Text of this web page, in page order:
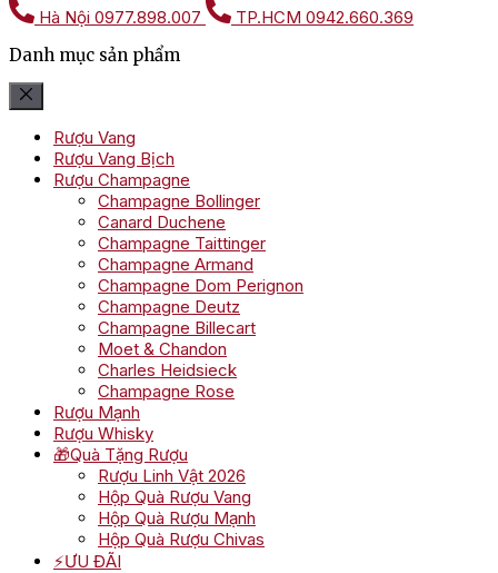
Hà Nội 0977.898.007 TP.HCM 0942.660.369
Danh mục sản phẩm
Rượu Vang
Rượu Vang Bịch
Rượu Champagne
Champagne Bollinger
Canard Duchene
Champagne Taittinger
Champagne Armand
Champagne Dom Perignon
Champagne Deutz
Champagne Billecart
Moet & Chandon
Charles Heidsieck
Champagne Rose
Rượu Mạnh
Rượu Whisky
🎁Quà Tặng Rượu
Rượu Linh Vật 2026
Hộp Quà Rượu Vang
Hộp Quà Rượu Mạnh
Hộp Quà Rượu Chivas
⚡ƯU ĐÃI